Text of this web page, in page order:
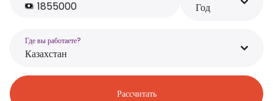
Год
Где вы работаете?
Казахстан
Рассчитать